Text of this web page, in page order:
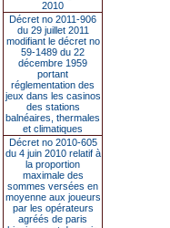
2010
Décret no 2011-906
du 29 juillet 2011
modifiant le décret no
59-1489 du 22
décembre 1959
portant
réglementation des
jeux dans les casinos
des stations
balnéaires, thermales
et climatiques
Décret no 2010-605
du 4 juin 2010 relatif à
la proportion
maximale des
sommes versées en
moyenne aux joueurs
par les opérateurs
agréés de paris